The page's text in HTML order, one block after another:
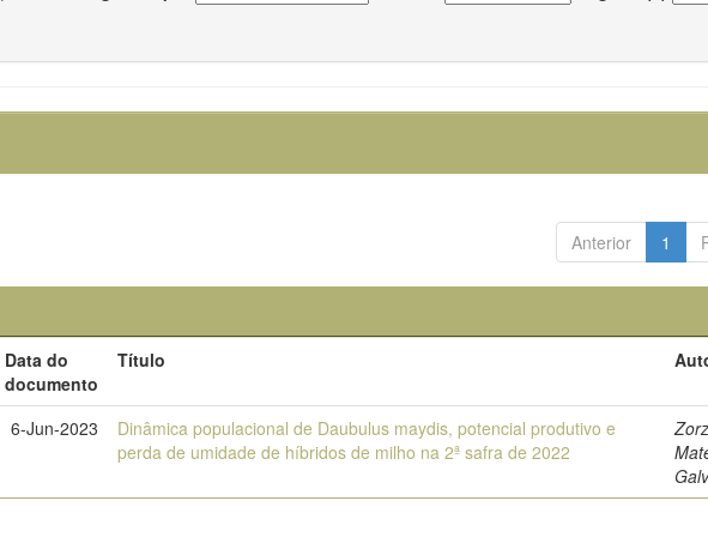
Anterior 1
Data do
documento
Título
6-Jun-2023
Dinâmica populacional de Daubulus maydis, potencial produtivo e
perda de umidade de híbridos de milho na 2ª safra de 2022